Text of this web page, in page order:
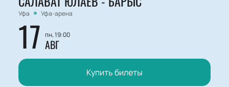
Уфа Уфа-арена
17 пн, 19:00
АВГ
Купить билеты